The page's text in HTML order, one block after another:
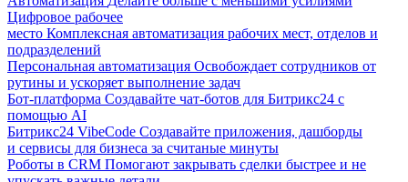
Цифровое рабочее
место Комплексная автоматизация рабочих мест, отделов и
подразделений
Персональная автоматизация Освобождает сотрудников от
рутины и ускоряет выполнение задач
Бот-платформа Создавайте чат-ботов для Битрикс24 с
помощью AI
Битрикс24 VibeCode Создавайте приложения, дашборды
и сервисы для бизнеса за считаные минуты
Роботы в CRM Помогают закрывать сделки быстрее и не